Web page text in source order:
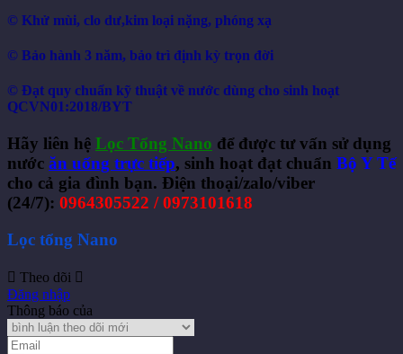
© Khử mùi, clo dư,kim loại nặng, phóng xạ
© Bảo hành 3 năm, bảo trì định kỳ trọn đời
© Đạt quy chuẩn kỹ thuật về nước dùng cho sinh hoạt
QCVN01:2018/BYT
Hãy liên hệ Lọc Tổng Nano để được tư vấn sử dụng
nước ăn uống trực tiếp, sinh hoạt đạt chuẩn Bộ Y Tế
cho cả gia đình bạn. Điện thoại/zalo/viber
(24/7): 0964305522 / 0973101618
Lọc tổng Nano
Theo dõi
Đăng nhập
Thông báo của